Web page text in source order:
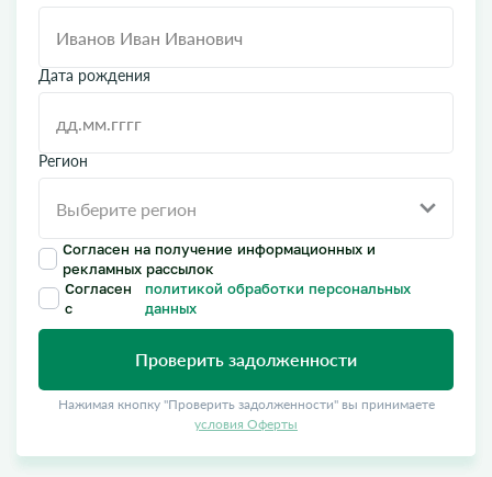
Дата рождения
Регион
Согласен на получение информационных и
рекламных рассылок
Согласен
с
политикой обработки персональных
данных
Проверить задолженности
Нажимая кнопку "Проверить задолженности" вы принимаете
условия Оферты